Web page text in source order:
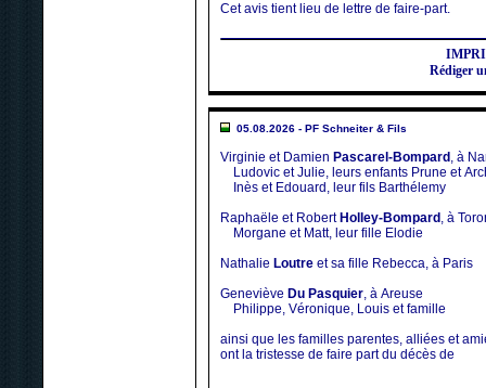
Cet avis tient lieu de lettre de faire-part.
Rédiger
05.08.2026 - PF Schneiter & Fils
Virginie et Damien Pascarel-Bompard , à
Ludovic et Julie, leurs enfants Prune et
Inès et Edouard, leur fils Barthélemy
Raphaële et Robert Holley-Bompard , à
Morgane et Matt, leur fille Elodie
Nathalie Loutre et sa fille Rebecca, à Paris
Geneviève Du Pasquier, à Areuse
Philippe, Véronique, Louis et famille
ainsi que les familles parentes, alliées et
ont la tristesse de faire part du décès de